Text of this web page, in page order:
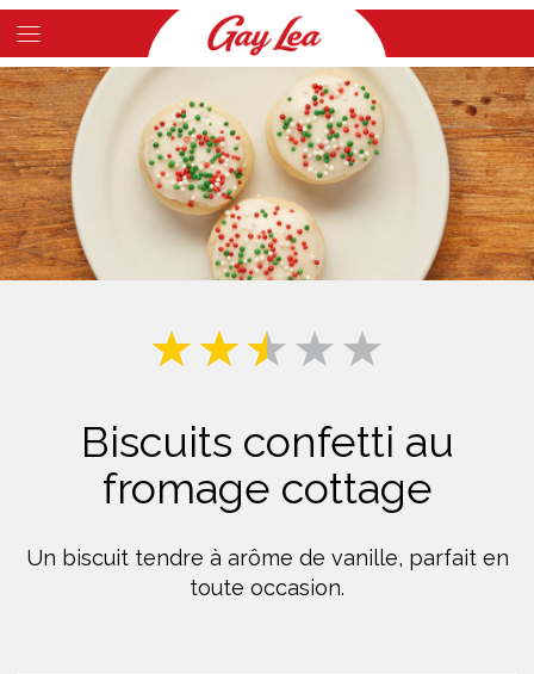
Skip
to
main
content
Main
Content
Biscuits confetti au
fromage cottage
Un biscuit tendre à arôme de vanille, parfait en
toute occasion.